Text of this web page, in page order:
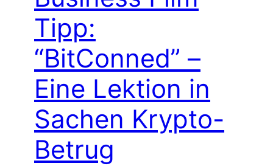
Tipp:
“BitConned” –
Eine Lektion in
Sachen Krypto-
Betrug